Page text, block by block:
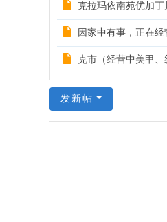
克拉玛依南苑优加丁
因家中有事，正在
克市（经营中美甲
发新帖